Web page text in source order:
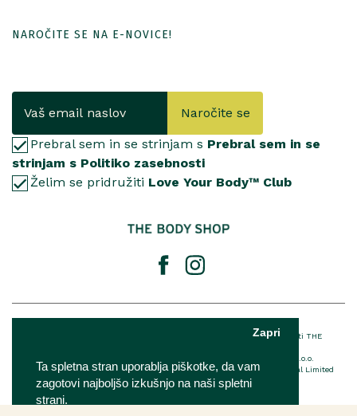
Ta spletna stran uporablja piškotke, da vam
zagotovi najboljšo izkušnjo na naši spletni
strani.
Zapri
NAROČITE SE NA E-NOVICE!
Naročite se
Prebral sem in se strinjam s Prebral sem in se
strinjam s Politiko zasebnosti
Želim se pridružiti Love Your Body™ Club
® Registrirana blagovna znamka podjetja THE BODY SHOP LIMITED™ v lasti THE
The Body Shop franšiza je v lasti in upravljanju podjetja IQ Verde d.o.o.
Za podrobnosti o EU imenovani odgovorni osebi The Body Shop International Limited
kliknitetukaj